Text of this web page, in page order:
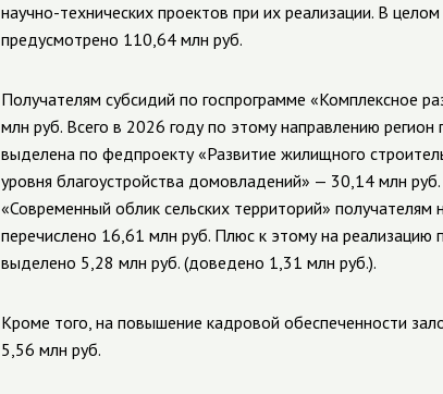
научно-технических проектов при их реализации. В целом
предусмотрено 110,64 млн руб.
Получателям субсидий по госпрограмме «Комплексное
млн руб. Всего в 2026 году по этому направлению
выделена по федпроекту «Развитие жилищного
уровня благоустройства домовладений» — 30,14 млн
«Современный облик сельских территорий»
перечислено 16,61 млн руб. Плюс к этому на реализацию
выделено 5,28 млн руб. (доведено 1,31 млн руб.).
Кроме того, на повышение кадровой обеспеченности
5,56 млн руб.